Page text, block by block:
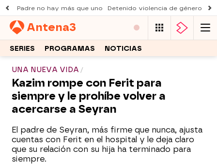
Padre no hay más que uno Detenido violencia de género
Antena3
SERIES PROGRAMAS NOTICIAS
UNA NUEVA VIDA
Kazim rompe con Ferit para
siempre y le prohíbe volver a
acercarse a Seyran
El padre de Seyran, más firme que nunca, ajusta
cuentas con Ferit en el hospital y le deja claro
que su relación con su hija ha terminado para
siempre.